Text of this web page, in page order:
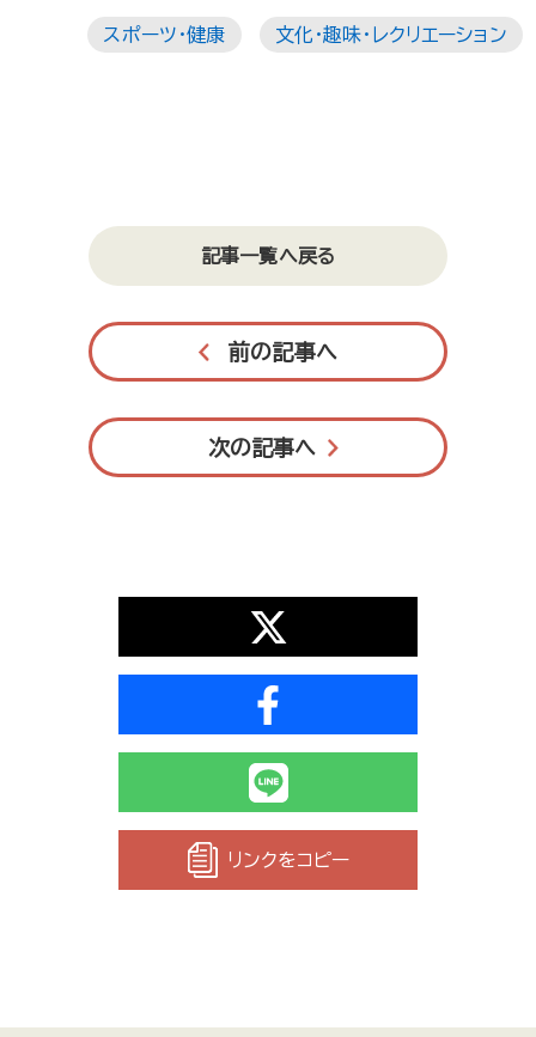
スポーツ・健康 文化・趣味・レクリエーション
記事一覧へ戻る
前の記事へ
次の記事へ
リンクをコピー